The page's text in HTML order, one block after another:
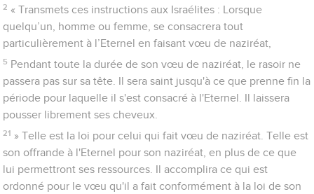
2 « Transmets ces instructions aux Israélites : Lorsque
quelqu’un, homme ou femme, se consacrera tout
particulièrement à l’Eternel en faisant vœu de naziréat,
5 Pendant toute la durée de son vœu de naziréat, le rasoir ne
passera pas sur sa tête. Il sera saint jusqu'à ce que prenne fin la
période pour laquelle il s'est consacré à l'Eternel. Il laissera
pousser librement ses cheveux.
21 » Telle est la loi pour celui qui fait vœu de naziréat. Telle est
son offrande à l'Eternel pour son naziréat, en plus de ce que
lui permettront ses ressources. Il accomplira ce qui est
ordonné pour le vœu qu'il a fait conformément à la loi de son